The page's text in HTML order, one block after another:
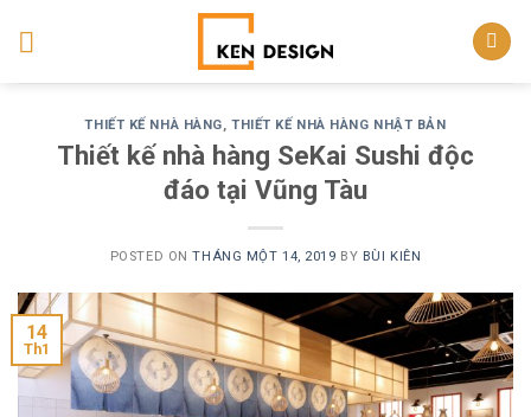
THIẾT KẾ NHÀ HÀNG,THIẾT KẾ NHÀ HÀNG NHẬT BẢN
Thiết kế nhà hàng SeKai Sushi độc
đáo tại Vũng Tàu
POSTED ONTHÁNG MỘT 14, 2019 BY BÙI KIÊN
14
Th1